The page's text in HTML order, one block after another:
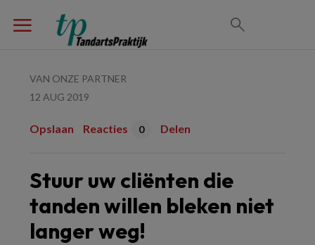
VAN ONZE PARTNER
12 AUG 2019
Opslaan Reacties 0 Delen
Stuur uw cliënten die
tanden willen bleken niet
langer weg!